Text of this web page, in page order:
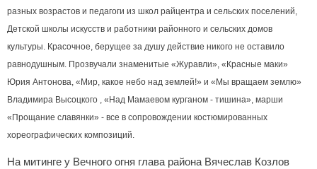
разных возрастов и педагоги из школ райцентра и сельских поселений,
Детской школы искусств и работники районного и сельских домов
культуры. Красочное, берущее за душу действие никого не оставило
равнодушным. Прозвучали знаменитые «Журавли», «Красные маки»
Юрия Антонова, «Мир, какое небо над землей!» и «Мы вращаем землю»
Владимира Высоцкого , «Над Мамаевом курганом - тишина», марши
«Прощание славянки» - все в сопровождении костюмированных
хореографических композиций.
На митинге у Вечного огня глава района Вячеслав Козлов